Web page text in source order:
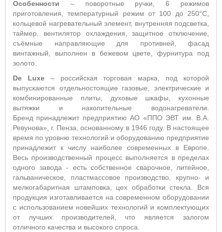
Особенности – поворотные ручки, 6 режимов
приготовления, температурный режим от 100 до 250°С,
кольцевой нагревательный элемент, внутренняя подсветка,
таймер, вентилятор охлаждения, защитное отключение,
съёмные направляющие для противней, фасад
винтажный, выполнен в бежевом цвете, фурнитура под
золото.
De
Luxe– российская торговая марка, под которой
выпускаются отдельностоящие газовые, электрические и
комбинированные плиты, духовые шкафы, кухонные
вытяжки и накопительные водонагреватели.
Бренд принадлежит предприятию АО «ППО ЭВТ им. В.А.
Ревунова», г. Пенза, основанному в 1946 году. В настоящее
время по уровню технологий и оборудованию предприятие
принадлежит к числу наиболее современных в Европе.
Весь производственный процесс выполняется в пределах
одного завода - есть собственное сварочное, литейное,
гальваническое, пластмассовое производство, крупно- и
мелкогабаритная штамповка, цех обработки стекла. Вся
продукция изготавливается на современном оборудовании
с использованием новейших технологий и комплектующих
от лучших производителей, что является залогом
отличного качества и высокого спроса.